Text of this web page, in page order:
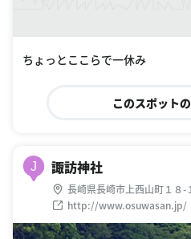
ちょっとここらで一休み
このスポット
J 諏訪神社
長崎県長崎市上西山町１８-
http://www.osuwasan.jp/